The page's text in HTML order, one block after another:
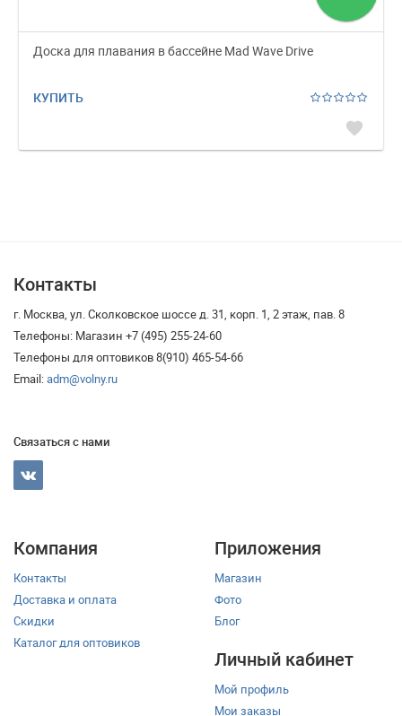
Доска для плавания в бассейне Mad Wave Drive
КУПИТЬ
favorite
Контакты
г. Москва, ул. Сколковское шоссе д. 31, корп. 1, 2 этаж, пав. 8
Телефоны: Магазин +7 (495) 255-24-60
Телефоны для оптовиков 8(910) 465-54-66
Email:adm@volny.ru
Связаться с нами
Компания
Контакты
Доставка и оплата
Скидки
Каталог для оптовиков
Приложения
Магазин
Фото
Блог
Личный кабинет
Мой профиль
Мои заказы